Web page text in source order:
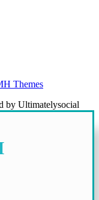
Themes
by Ultimatelysocial